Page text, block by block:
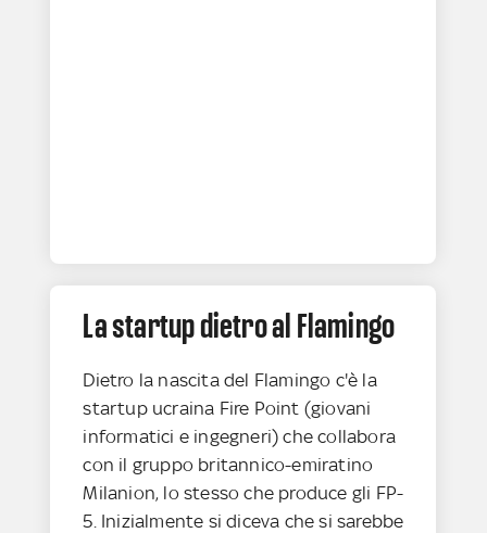
La startup dietro al Flamingo
Dietro la nascita del Flamingo c'è la
startup ucraina Fire Point (giovani
informatici e ingegneri) che collabora
con il gruppo britannico-emiratino
Milanion, lo stesso che produce gli FP-
5. Inizialmente si diceva che si sarebbe